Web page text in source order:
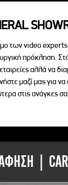
των video
πρόκληση.
αλλά να
μαζί μας για
στις ανάγκες
|